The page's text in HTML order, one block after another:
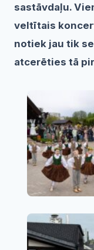
sastāvdaļu.
veltītais
notiek jau tik
atcerēties tā